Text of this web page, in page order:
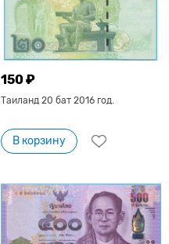
150 ₽
Таиланд 20 бат 2016 год.
В корзину